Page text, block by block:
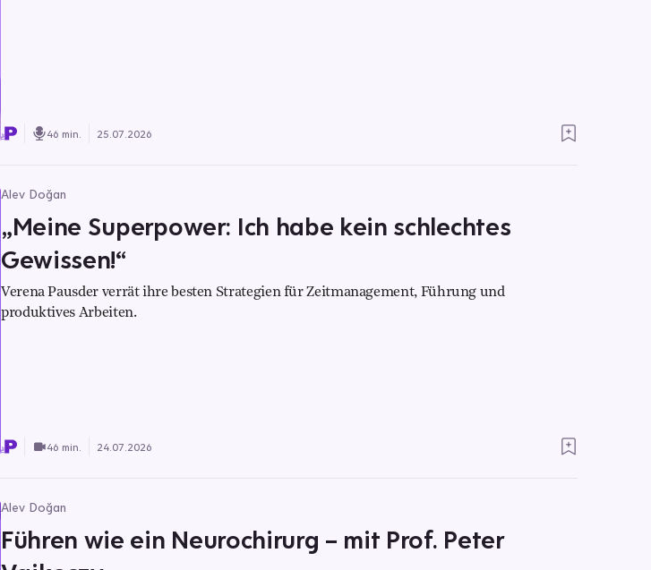
46 min. 25.07.2026
Alev Doğan
„Meine Superpower: Ich habe kein schlechtes
Gewissen!“
Verena Pausder verrät ihre besten Strategien für Zeitmanagement, Führung und
produktives Arbeiten.
46 min. 24.07.2026
Alev Doğan
Führen wie ein Neurochirurg – mit Prof. Peter